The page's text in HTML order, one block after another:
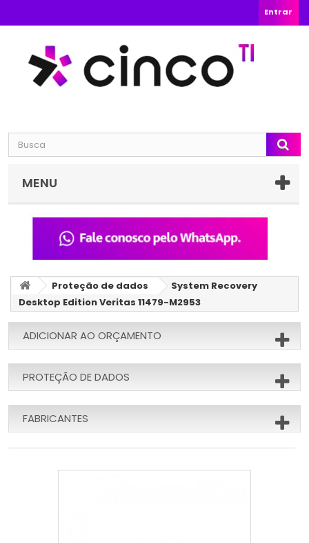
Entrar
MENU
Proteção de dados
System Recovery
Desktop Edition Veritas 11479-M2953
ADICIONAR AO ORÇAMENTO
PROTEÇÃO DE DADOS
FABRICANTES